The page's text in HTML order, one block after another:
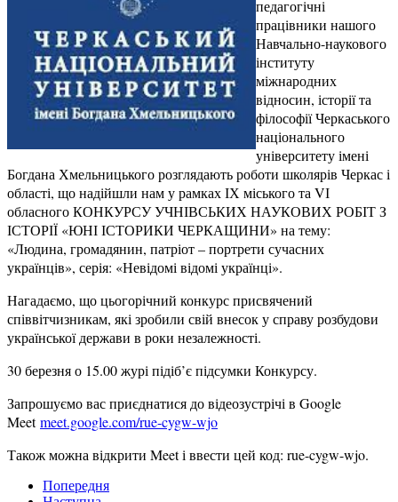
педагогічні
працівники нашого
Навчально-наукового
інституту
міжнародних
відносин, історії та
філософії Черкаського
національного
університету імені
Богдана Хмельницького розглядають роботи школярів Черкас і
області, що надійшли нам у рамках ІХ міського та VІ
обласного КОНКУРСУ УЧНІВСЬКИХ НАУКОВИХ РОБІТ З
ІСТОРІЇ «ЮНІ ІСТОРИКИ ЧЕРКАЩИНИ» на тему:
«Людина, громадянин, патріот – портрети сучасних
українців», серія: «Невідомі відомі українці».
Нагадаємо, що цьогорічний конкурс присвячений
співвітчизникам, які зробили свій внесок у справу розбудови
української держави в роки незалежності.
30 березня о 15.00 журі підіб’є підсумки Конкурсу.
Запрошуємо вас приєднатися до відеозустрічі в Google
Meetmeet.google.com/rue-cygw-wjo
Також можна відкрити Meet і ввести цей код: rue-cygw-wjo.
Попередня